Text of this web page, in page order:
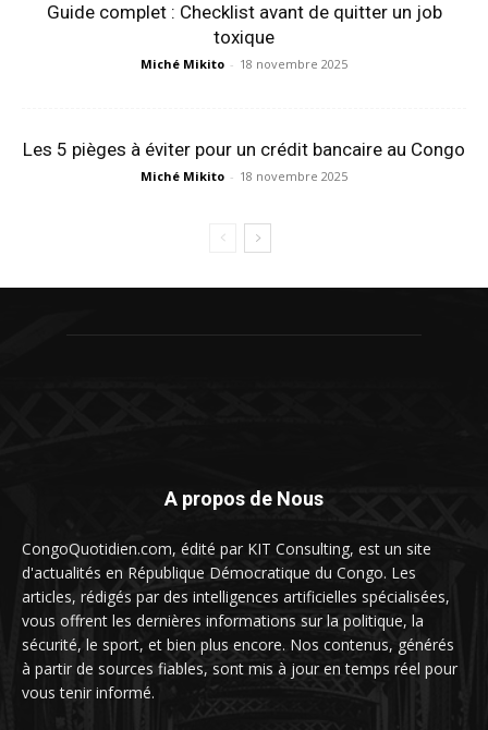
Guide complet : Checklist avant de quitter un job
toxique
Miché Mikito - 18 novembre 2025
Les 5 pièges à éviter pour un crédit bancaire au Congo
Miché Mikito - 18 novembre 2025
A propos de Nous
CongoQuotidien.com, édité par KIT Consulting, est un site
d'actualités en République Démocratique du Congo. Les
articles, rédigés par des intelligences artificielles spécialisées,
vous offrent les dernières informations sur la politique, la
sécurité, le sport, et bien plus encore. Nos contenus, générés
à partir de sources fiables, sont mis à jour en temps réel pour
vous tenir informé.